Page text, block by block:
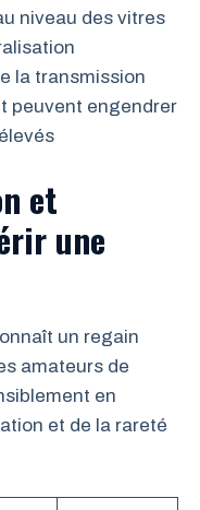
niveau des vitres
la transmission
peuvent engendrer
et
une
un regain
amateurs de
en
et de la rareté